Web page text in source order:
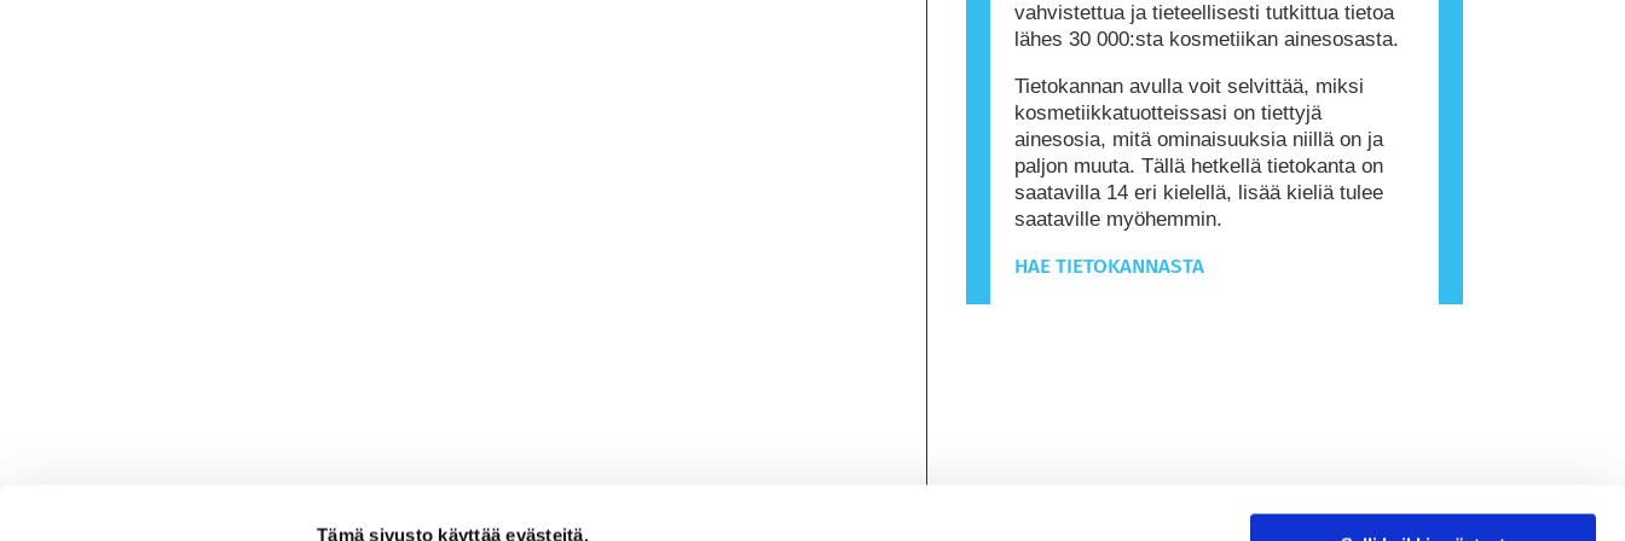
Tämä sivusto käyttää evästeitä.
vahvistettua ja tieteellisesti tutkittua tietoa
lähes 30 000:sta kosmetiikan ainesosasta.
Tietokannan avulla voit selvittää, miksi
kosmetiikkatuotteissasi on tiettyjä
ainesosia, mitä ominaisuuksia niillä on ja
paljon muuta. Tällä hetkellä tietokanta on
saatavilla 14 eri kielellä, lisää kieliä tulee
saataville myöhemmin.
HAE TIETOKANNASTA